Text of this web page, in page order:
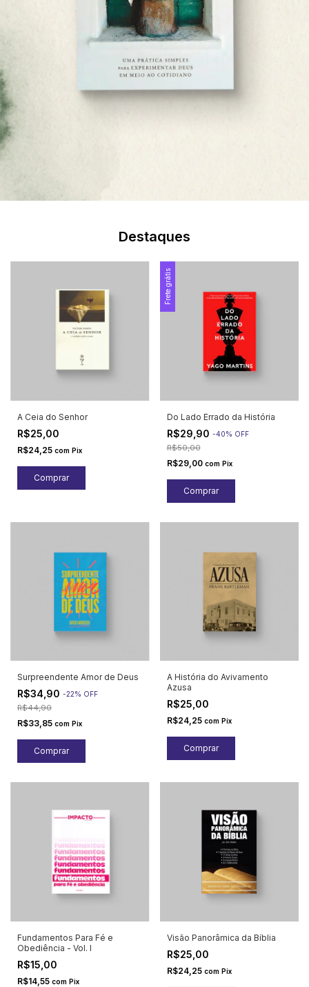
Destaques
A Ceia do Senhor
R$25,00
R$24,25 com Pix
Frete grátis
Do Lado Errado da História
R$29,90 -40% OFF
R$50,00
R$29,00 com Pix
Surpreendente Amor de Deus
R$34,90 -22% OFF
R$44,90
R$33,85 com Pix
A História do Avivamento
Azusa
R$25,00
R$24,25 com Pix
Fundamentos Para Fé e
Obediência - Vol. I
R$15,00
R$14,55 com Pix
Visão Panorâmica da Bíblia
R$25,00
R$24,25 com Pix